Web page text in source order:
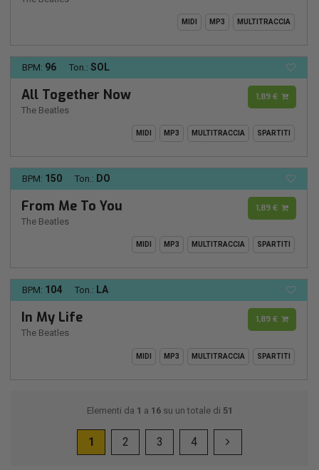
MIDI MP3 MULTITRACCIA
BPM: 96 Ton.: SOL
All Together Now
The Beatles
1,89 €
MIDI MP3 MULTITRACCIA SPARTITI
BPM: 150 Ton.: DO
From Me To You
The Beatles
1,89 €
MIDI MP3 MULTITRACCIA SPARTITI
BPM: 104 Ton.: LA
In My Life
The Beatles
1,89 €
MIDI MP3 MULTITRACCIA SPARTITI
Elementi da 1 a 16su un totale di 51
1 2 3 4